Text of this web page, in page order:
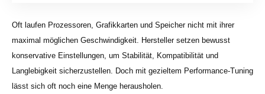
Oft laufen Prozessoren, Grafikkarten und Speicher nicht mit ihrer
maximal möglichen Geschwindigkeit. Hersteller setzen bewusst
konservative Einstellungen, um Stabilität, Kompatibilität und
Langlebigkeit sicherzustellen. Doch mit gezieltem Performance-Tuning
lässt sich oft noch eine Menge herausholen.